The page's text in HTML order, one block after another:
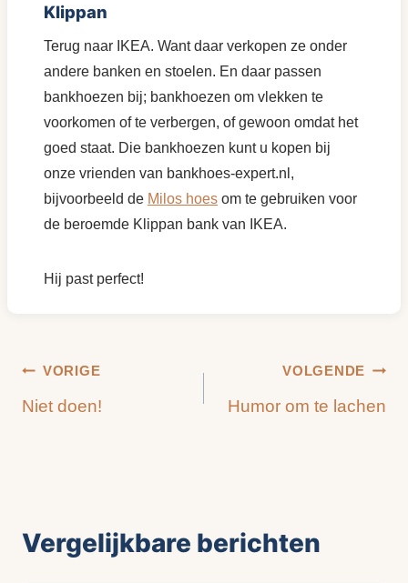
Klippan
Terug naar IKEA. Want daar verkopen ze onder
andere banken en stoelen. En daar passen
bankhoezen bij; bankhoezen om vlekken te
voorkomen of te verbergen, of gewoon omdat het
goed staat. Die bankhoezen kunt u kopen bij
onze vrienden van bankhoes-expert.nl,
bijvoorbeeld de Milos hoes om te gebruiken voor
de beroemde Klippan bank van IKEA.
Hij past perfect!
Bericht
navigatie
VORIGE
Niet doen!
VOLGENDE
Humor om te lachen
Vergelijkbare berichten